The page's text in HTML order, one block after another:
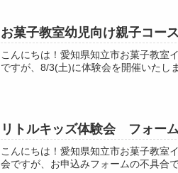
お菓子教室幼児向け親子コー
こんにちは！愛知県知立市お菓子教室
ですが、8/3(土)に体験会を開催いたし
リトルキッズ体験会 フォー
こんにちは！愛知県知立市お菓子教室
会ですが、お申込みフォームの不具合